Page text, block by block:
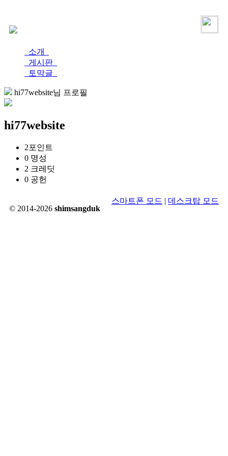
소개
게시판
토막글
hi77website님 프로필
hi77website
2포인트
0 명성
2 크레딧
0 공헌
© 2014-2026 shimsangduk
스마트폰 모드 | 데스크탑 모드